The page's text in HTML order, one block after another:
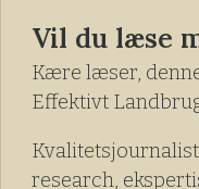
Vil du læse
Kære læser,
Effektivt
research,